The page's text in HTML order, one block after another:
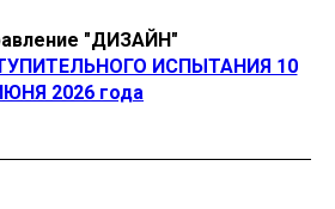
"ДИЗАЙН"
ИСПЫТАНИЯ 10
2026 года